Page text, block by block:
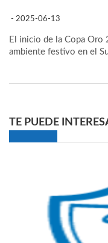
- 2025-06-13
El inicio de la Copa Oro
ambiente festivo en el
TE PUEDE